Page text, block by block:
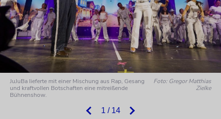
1 / 14
JuJuBa lieferte mit einer Mischung aus Rap, Gesang
und kraftvollen Botschaften eine mitreißende
Bühnenshow.
Foto: Gregor Matthias
Zielke